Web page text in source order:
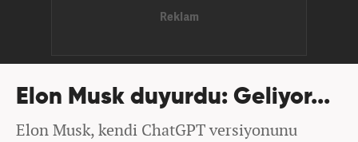
Elon Musk duyurdu: Geliyor...
Elon Musk, kendi ChatGPT versiyonunu